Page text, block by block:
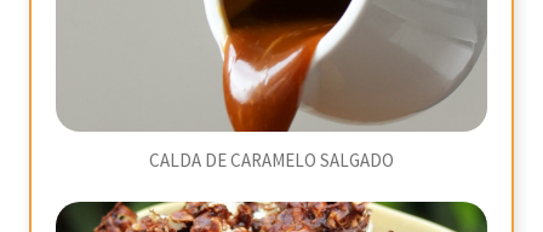
CALDA DE CARAMELO SALGADO